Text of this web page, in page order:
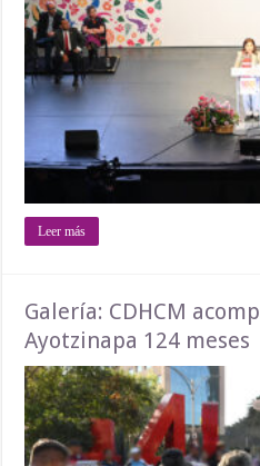
Leer más
Galería: CDHCM
Ayotzinapa 124 meses